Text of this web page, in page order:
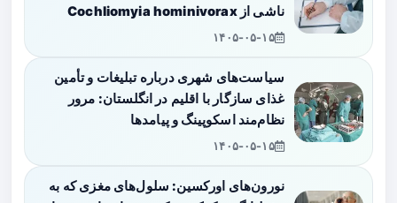
ناشی از Cochliomyia hominivorax
۱۴۰۵-۰۵-۱۵
سیاست‌های شهری درباره تبلیغات و تأمین
غذای سازگار با اقلیم در انگلستان: مرور
نظام‌مند اسکوپینگ و پیامدها
۱۴۰۵-۰۵-۱۵
نورون‌های اورکسین: سلول‌های مغزی که به